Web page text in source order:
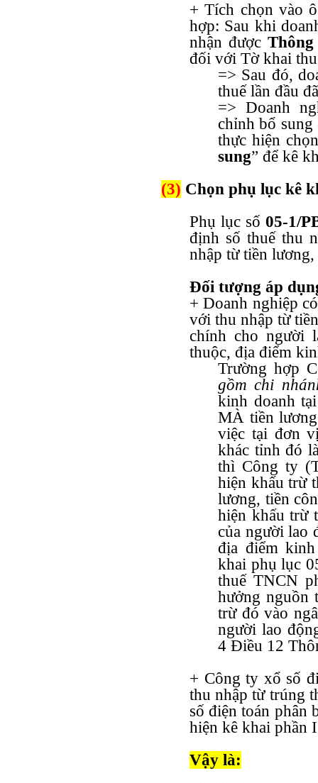
+ Tích chọn vào ô
hợp: Sau khi
nhận được
đối với Tờ khai
=> Sau đó,
thuế lần đầu
=> Doanh
chỉnh bổ sung
thực hiện
sung” để kê
(3) Chọn phụ lục kê
Phụ lục số 05-1/
định số thuế thu
nhập từ tiền
Đối tượng áp
+ Doanh nghiệp
với thu nhập từ
chính cho người
thuộc, địa điểm
Trường hợp
gồm chi
kinh doanh
MÀ tiền
việc tại đơn
khác tỉnh đó
thì Công ty
hiện khấu trừ
lương, tiền
hiện khấu trừ
của người lao
địa điểm
khai phụ lục
thuế TNCN
hưởng nguồn
trừ đó vào
người lao
4 Điều 12
+ Công ty xổ số
thu nhập từ trúng
số điện toán phân
hiện kê khai phần
Vậy là: